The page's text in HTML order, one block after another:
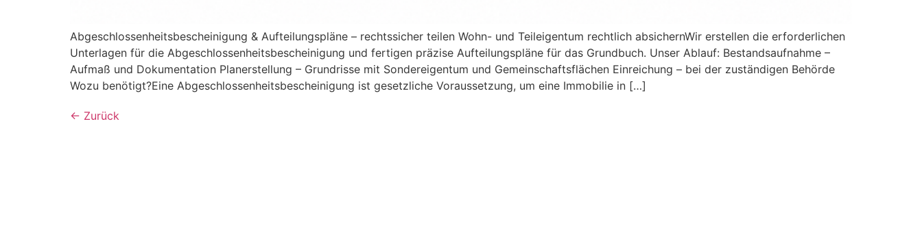
Abgeschlossenheitsbescheinigung & Aufteilungspläne – rechtssicher teilen Wohn- und Teileigentum rechtlich absichernWir erstellen die erforderlichen
Unterlagen für die Abgeschlossenheitsbescheinigung und fertigen präzise Aufteilungspläne für das Grundbuch. Unser Ablauf: Bestandsaufnahme –
Aufmaß und Dokumentation Planerstellung – Grundrisse mit Sondereigentum und Gemeinschaftsflächen Einreichung – bei der zuständigen Behörde
Wozu benötigt?Eine Abgeschlossenheitsbescheinigung ist gesetzliche Voraussetzung, um eine Immobilie in […]
← Zurück